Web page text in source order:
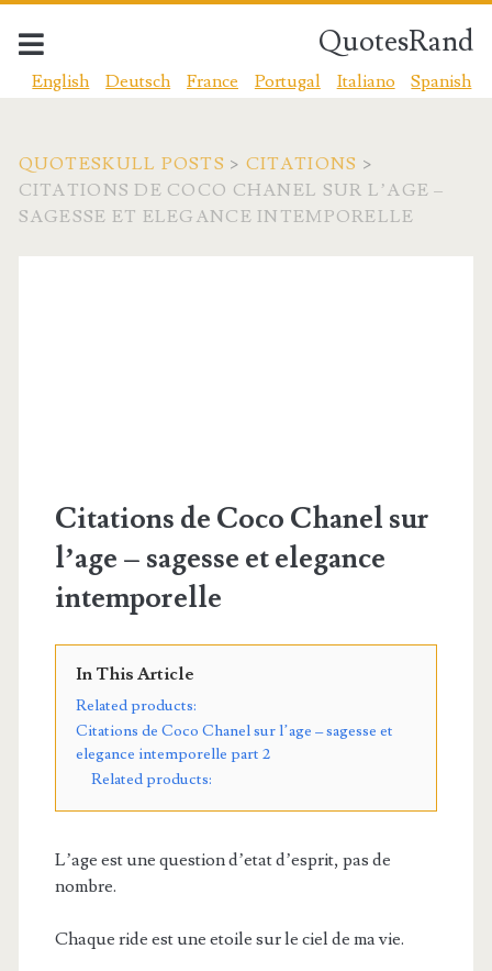
QuotesRand
English Deutsch France Portugal Italiano Spanish
QUOTESKULL POSTS > CITATIONS >
CITATIONS DE COCO CHANEL SUR L’AGE –
SAGESSE ET ELEGANCE INTEMPORELLE
Citations de Coco Chanel sur
l’age – sagesse et elegance
intemporelle
In This Article
Related products:
Citations de Coco Chanel sur l’age – sagesse et
elegance intemporelle part 2
Related products:
L’age est une question d’etat d’esprit, pas de
nombre.
Chaque ride est une etoile sur le ciel de ma vie.